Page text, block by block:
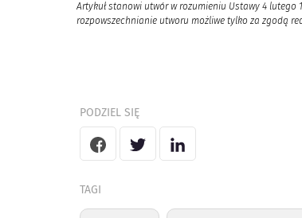
Artykuł stanowi utwór w rozumieniu Ustawy 4 lutego
rozpowszechnianie utworu możliwe tylko za zgodą
PODZIEL SIĘ
TAGI